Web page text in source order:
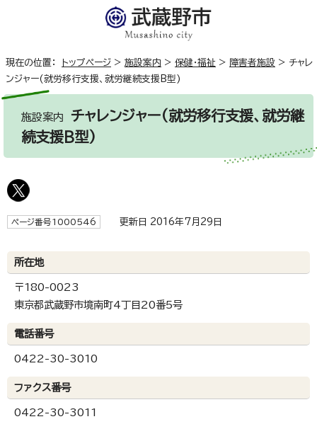
現在の位置： トップページ > 施設案内 > 保健・福祉 > 障害者施設 > チャレ
ンジャー(就労移行支援、就労継続支援B型)
施設案内 チャレンジャー(就労移行支援、就労継
続支援B型)
ページ番号1000546 更新日 2016年7月29日
所在地
〒180-0023
東京都武蔵野市境南町4丁目20番5号
電話番号
0422-30-3010
ファクス番号
0422-30-3011